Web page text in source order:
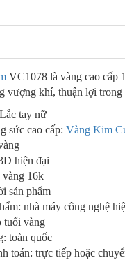
VC1078 là vàng cao cấp
vượng khí, thuận lợi trong
tay nữ
sức cao cấp: Vàng Kim
hiện đại
16k
sản phẩm
nhà máy công nghệ
vàng
toàn quốc
toán: trực tiếp hoặc